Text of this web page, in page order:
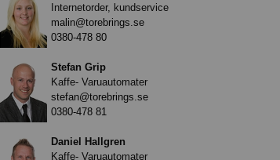
Internetorder, kundservice
malin@torebrings.se
0380-478 80
Stefan Grip
Kaffe- Varuautomater
stefan@torebrings.se
0380-478 81
Daniel Hallgren
Kaffe- Varuautomater